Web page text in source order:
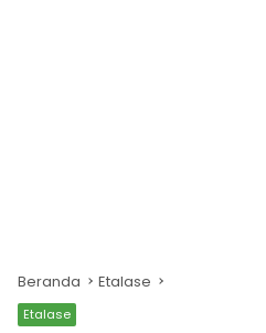
Beranda Etalase
Etalase